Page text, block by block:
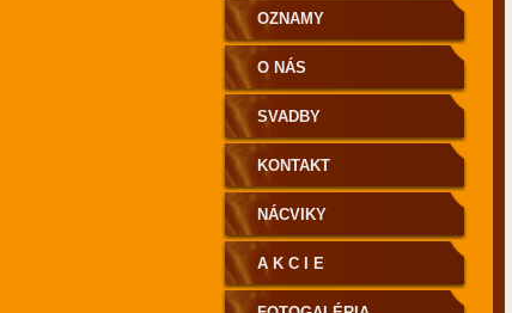
OZNAMY
O NÁS
SVADBY
KONTAKT
NÁCVIKY
A K C I E